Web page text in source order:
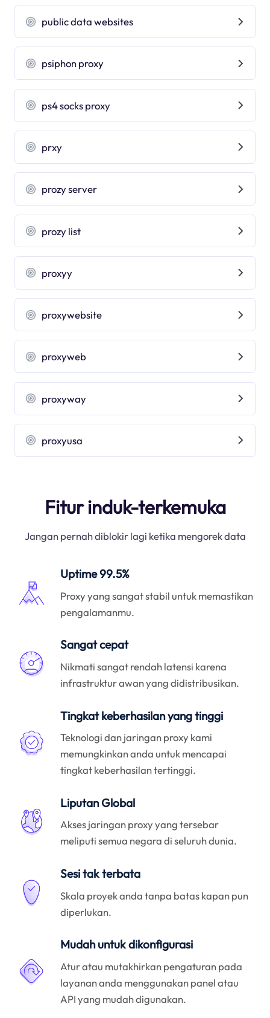
public data websites
psiphon proxy
ps4 socks proxy
prxy
prozy server
prozy list
proxyy
proxywebsite
proxyweb
proxyway
proxyusa
Fitur induk-terkemuka
Jangan pernah diblokir lagi ketika mengorek data
Uptime 99.5%
Proxy yang sangat stabil untuk memastikan
pengalamanmu.
Sangat cepat
Nikmati sangat rendah latensi karena
infrastruktur awan yang didistribusikan.
Tingkat keberhasilan yang tinggi
Teknologi dan jaringan proxy kami
memungkinkan anda untuk mencapai
tingkat keberhasilan tertinggi.
Liputan Global
Akses jaringan proxy yang tersebar
meliputi semua negara di seluruh dunia.
Sesi tak terbata
Skala proyek anda tanpa batas kapan pun
diperlukan.
Mudah untuk dikonfigurasi
Atur atau mutakhirkan pengaturan pada
layanan anda menggunakan panel atau
API yang mudah digunakan.